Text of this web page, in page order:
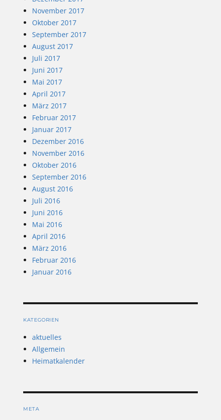
November 2017
Oktober 2017
September 2017
August 2017
Juli 2017
Juni 2017
Mai 2017
April 2017
März 2017
Februar 2017
Januar 2017
Dezember 2016
November 2016
Oktober 2016
September 2016
August 2016
Juli 2016
Juni 2016
Mai 2016
April 2016
März 2016
Februar 2016
Januar 2016
KATEGORIEN
aktuelles
Allgemein
Heimatkalender
META